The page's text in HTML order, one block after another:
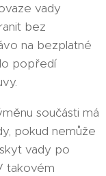
vady
bez
na bezplatné
popředí
součásti má
pokud nemůže
vady po
takovém